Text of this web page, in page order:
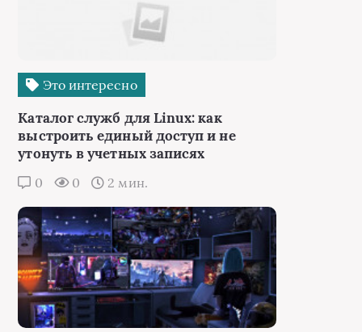
Это интересно
Каталог служб для Linux: как
выстроить единый доступ и не
утонуть в учетных записях
0 0 2 мин.